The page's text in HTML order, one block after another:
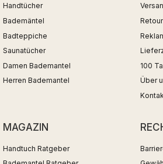
Handtücher
Bademäntel
Badteppiche
Saunatücher
Damen Bademantel
Herren Bademantel
100
Über
MAGAZIN
Handtuch Ratgeber